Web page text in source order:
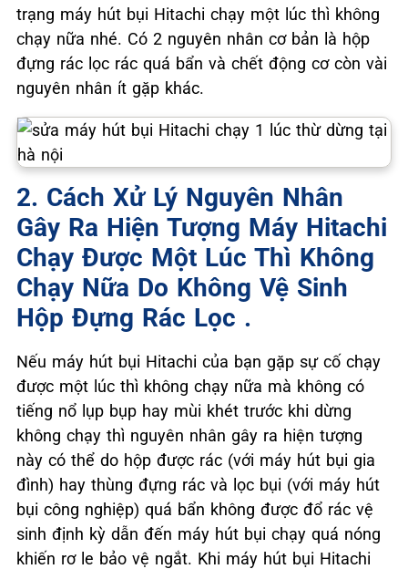
trạng máy hút bụi Hitachi chạy một lúc thì không
chạy nữa nhé. Có 2 nguyên nhân cơ bản là hộp
đựng rác lọc rác quá bẩn và chết động cơ còn vài
nguyên nhân ít gặp khác.
2. Cách Xử Lý Nguyên Nhân
Gây Ra Hiện Tượng Máy Hitachi
Chạy Được Một Lúc Thì Không
Chạy Nữa Do Không Vệ Sinh
Hộp Đựng Rác Lọc .
Nếu máy hút bụi Hitachi của bạn gặp sự cố chạy
được một lúc thì không chạy nữa mà không có
tiếng nổ lụp bụp hay mùi khét trước khi dừng
không chạy thì nguyên nhân gây ra hiện tượng
này có thể do hộp được rác (với máy hút bụi gia
đình) hay thùng đựng rác và lọc bụi (với máy hút
bụi công nghiệp) quá bẩn không được đổ rác vệ
sinh định kỳ dẫn đến máy hút bụi chạy quá nóng
khiến rơ le bảo vệ ngắt. Khi máy hút bụi Hitachi